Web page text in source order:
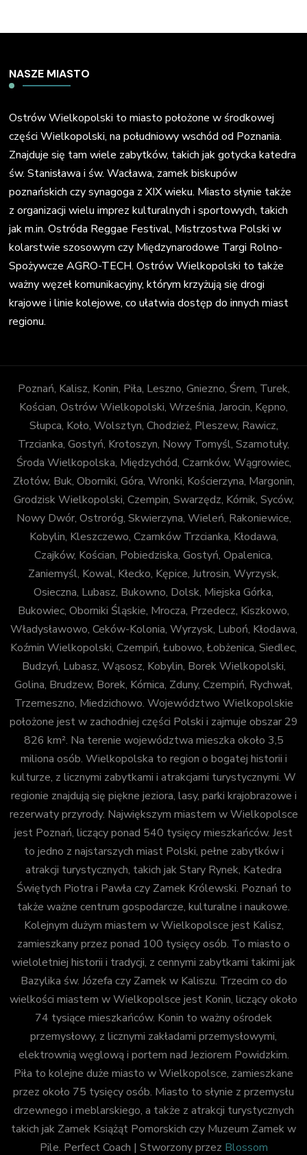
NASZE MIASTO
Ostrów Wielkopolski to miasto położone w środkowej
części Wielkopolski, na południowy wschód od Poznania.
Znajduje się tam wiele zabytków, takich jak gotycka katedra
św. Stanisława i św. Wacława, zamek biskupów
poznańskich czy synagoga z XIX wieku. Miasto słynie także
z organizacji wielu imprez kulturalnych i sportowych, takich
jak m.in. Ostróda Reggae Festival, Mistrzostwa Polski w
kolarstwie szosowym czy Międzynarodowe Targi Rolno-
Spożywcze AGRO-TECH. Ostrów Wielkopolski to także
ważny węzeł komunikacyjny, którym krzyżują się drogi
krajowe i linie kolejowe, co ułatwia dostęp do innych miast
regionu.
Poznań, Kalisz, Konin, Piła, Leszno, Gniezno, Śrem, Turek,
Kościan, Ostrów Wielkopolski, Września, Jarocin, Kępno,
Słupca, Koło, Wolsztyn, Chodzież, Pleszew, Rawicz,
Trzcianka, Gostyń, Krotoszyn, Nowy Tomyśl, Szamotuły,
Środa Wielkopolska, Międzychód, Czarnków, Wągrowiec,
Złotów, Buk, Oborniki, Góra, Wronki, Kościerzyna, Margonin,
Grodzisk Wielkopolski, Czempin, Swarzędz, Kórnik, Syców,
Nowy Dwór, Ostroróg, Skwierzyna, Wieleń, Rakoniewice,
Kobylin, Kleszczewo, Czarnków Trzcianka, Kłodawa,
Czajków, Kościan, Pobiedziska, Gostyń, Opalenica,
Zaniemyśl, Kowal, Kłecko, Kępice, Jutrosin, Wyrzysk,
Osieczna, Lubasz, Bukowno, Dolsk, Miejska Górka,
Bukowiec, Oborniki Śląskie, Mrocza, Przedecz, Kiszkowo,
Władysławowo, Ceków-Kolonia, Wyrzysk, Luboń, Kłodawa,
Koźmin Wielkopolski, Czempiń, Łubowo, Łobżenica, Siedlec,
Budzyń, Lubasz, Wąsosz, Kobylin, Borek Wielkopolski,
Golina, Brudzew, Borek, Kórnica, Zduny, Czempiń, Rychwał,
Trzemeszno, Miedzichowo. Województwo Wielkopolskie
położone jest w zachodniej części Polski i zajmuje obszar 29
826 km². Na terenie województwa mieszka około 3,5
miliona osób. Wielkopolska to region o bogatej historii i
kulturze, z licznymi zabytkami i atrakcjami turystycznymi. W
regionie znajdują się piękne jeziora, lasy, parki krajobrazowe i
rezerwaty przyrody. Największym miastem w Wielkopolsce
jest Poznań, liczący ponad 540 tysięcy mieszkańców. Jest
to jedno z najstarszych miast Polski, pełne zabytków i
atrakcji turystycznych, takich jak Stary Rynek, Katedra
Świętych Piotra i Pawła czy Zamek Królewski. Poznań to
także ważne centrum gospodarcze, kulturalne i naukowe.
Kolejnym dużym miastem w Wielkopolsce jest Kalisz,
zamieszkany przez ponad 100 tysięcy osób. To miasto o
wieloletniej historii i tradycji, z cennymi zabytkami takimi jak
Bazylika św. Józefa czy Zamek w Kaliszu. Trzecim co do
wielkości miastem w Wielkopolsce jest Konin, liczący około
74 tysiące mieszkańców. Konin to ważny ośrodek
przemysłowy, z licznymi zakładami przemysłowymi,
elektrownią węglową i portem nad Jeziorem Powidzkim.
Piła to kolejne duże miasto w Wielkopolsce, zamieszkane
przez około 75 tysięcy osób. Miasto to słynie z przemysłu
drzewnego i meblarskiego, a także z atrakcji turystycznych
takich jak Zamek Książąt Pomorskich czy Muzeum Zamek w
Pile. Perfect Coach | Stworzony przez Blossom